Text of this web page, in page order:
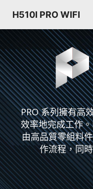
H510I PRO WIFI
PRO 系列擁有高
效率地完成工作
由高品質零組料
作流程，同